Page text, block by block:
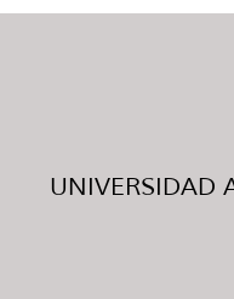
UNIVERSIDAD